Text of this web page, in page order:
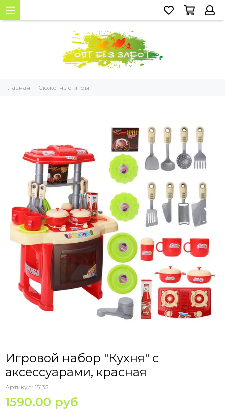
Главная Сюжетные игры
Игровой набор "Кухня" с
аксессуарами, красная
Артикул: 15135
1590.00 руб